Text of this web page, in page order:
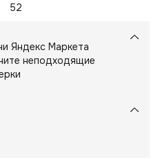
52
Яндекс Маркета
неподходящие